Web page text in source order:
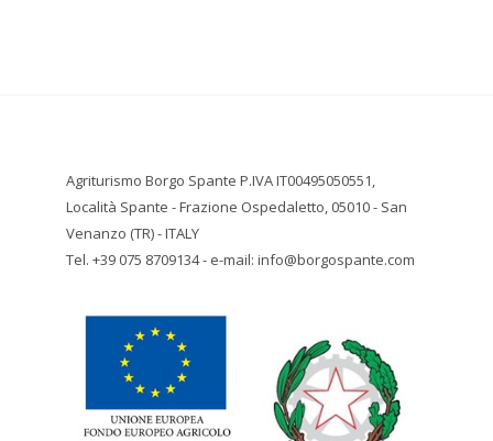
Agriturismo Borgo Spante P.IVA IT00495050551,
Località Spante - Frazione Ospedaletto, 05010 - San
Venanzo (TR) - ITALY
Tel. +39 075 8709134 - e-mail: info@borgospante.com